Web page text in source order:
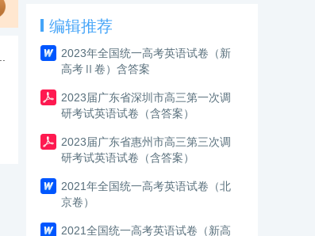
编辑推荐
2023年全国统一高考英语试卷（新
高考Ⅱ卷）含答案
2023届广东省深圳市高三第一次调
研考试英语试卷（含答案）
2023届广东省惠州市高三第三次调
研考试英语试卷（含答案）
2021年全国统一高考英语试卷（北
京卷）
2021全国统一高考英语试卷（新高